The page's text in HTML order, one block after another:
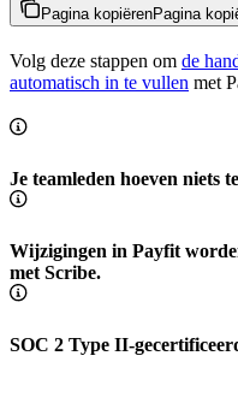
Pagina kopiërenPagina
Volg deze stappen om de
automatisch in te vullen met
Je teamleden hoeven niets
Wijzigingen in Payfit
met Scribe.
SOC 2 Type II-